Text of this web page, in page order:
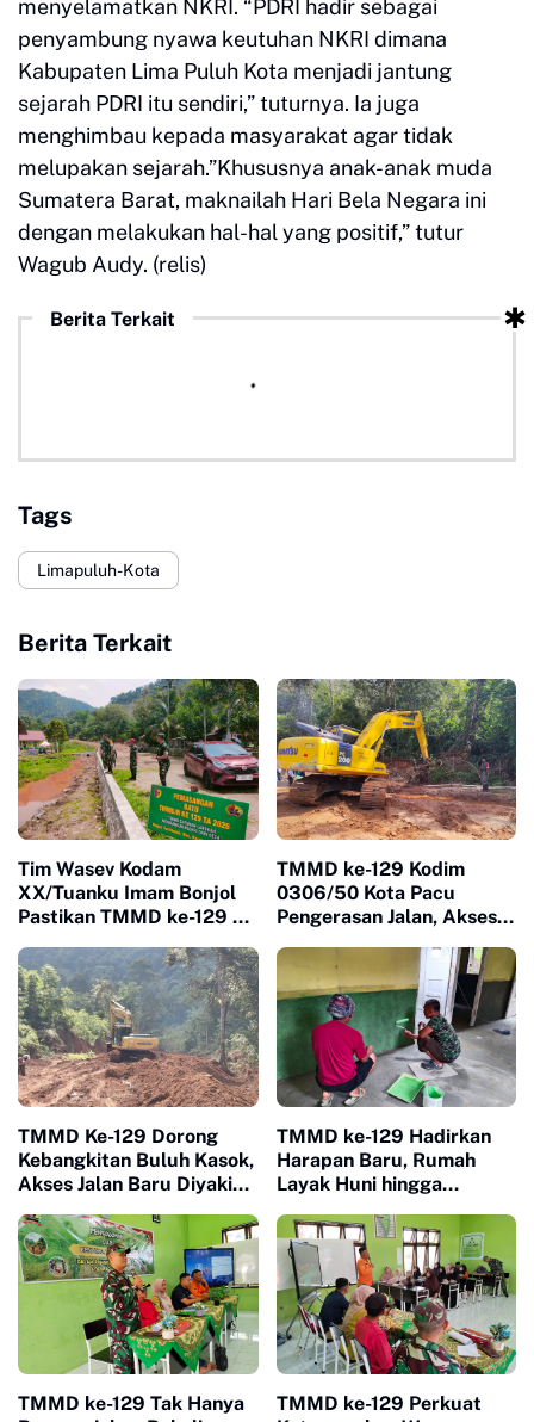
menyelamatkan NKRI. “PDRI hadir sebagai
penyambung nyawa keutuhan NKRI dimana
Kabupaten Lima Puluh Kota menjadi jantung
sejarah PDRI itu sendiri,” tuturnya. Ia juga
menghimbau kepada masyarakat agar tidak
melupakan sejarah.”Khususnya anak-anak muda
Sumatera Barat, maknailah Hari Bela Negara ini
dengan melakukan hal-hal yang positif,” tutur
Wagub Audy. (relis)
Berita Terkait
Tags
Limapuluh-Kota
Berita Terkait
Tim Wasev Kodam
XX/Tuanku Imam Bonjol
Pastikan TMMD ke-129 di
Sasaran dan Berkualitas
TMMD ke-129 Kodim
0306/50 Kota Pacu
Pengerasan Jalan, Akses
Mendekati Tuntas
TMMD Ke-129 Dorong
Kebangkitan Buluh Kasok,
Akses Jalan Baru Diyakini
Ekonomi Warga
TMMD ke-129 Hadirkan
Harapan Baru, Rumah
Layak Huni hingga
Kehidupan Warga Buluh
Kasok
TMMD ke-129 Tak Hanya
TMMD ke-129 Perkuat